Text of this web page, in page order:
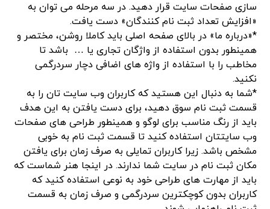
سازی صفحات سایت قرار دهید. در سه مرحله می توان به
«افزایش تعداد ثبت نام کنندگان» دست یافت.
*«درباره ما» در بالای صفحه اصلی باید کاملا روشن، مختصر و
همینطور بدون استفاده از واژگان تجاری یا … باشد تا
مخاطب را با استفاده از واژه های اضافی دچار سردرگمی
نکنید.
*شما به دنبال این هستید که کاربران وب سایت تان را به
قسمت ثبت نام سوق دهید، برای دست یافتن به این هدف
باید از رنگ مناسب برای لوگو و همینطور طراحی های صفحات
وب سایتتان استفاده کنید تا قسمت ثبت نام به خوبی
مشخص باشد. زیرا کاربران تمایلی به صرف زمان برای یافتن
مکان ثبت نام در سایت شما ندارند. در اینجا هنر شماست که
باید از مهارت های طراحی خود به نوعی استفاده کنید که
کاربران بدون کوچکترین سردرگمی و صرف زمان به قسمت